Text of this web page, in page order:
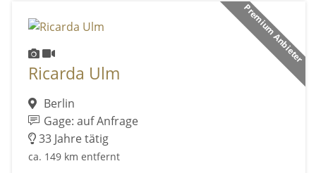
Premium Anbieter
Ricarda Ulm
Berlin
Gage: auf Anfrage
33 Jahre tätig
ca. 149 km entfernt